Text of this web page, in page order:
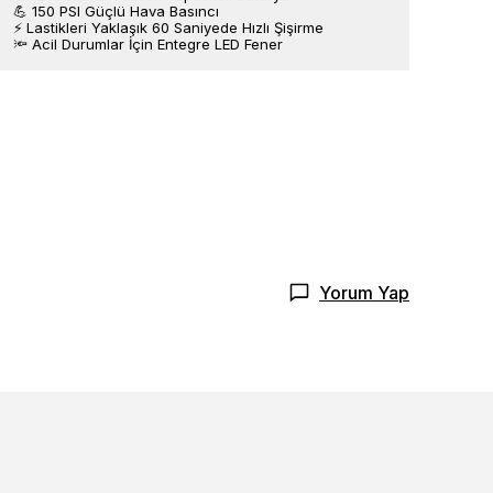
💪 150 PSI Güçlü Hava Basıncı
⚡ Lastikleri Yaklaşık 60 Saniyede Hızlı Şişirme
🔦 Acil Durumlar İçin Entegre LED Fener
Yorum Yap